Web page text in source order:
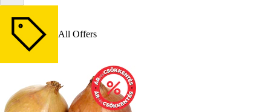
All Offers